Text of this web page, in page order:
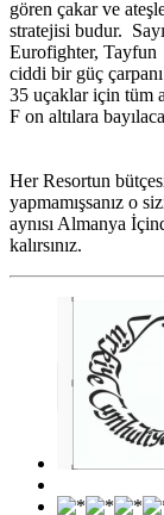
gören çakar ve
stratejisi budur.
Eurofighter, Tayfun
ciddi bir güç
35 uçaklar için tüm
F on altılara
Her Resortun
yapmamışsanız o
aynısı Almanya
kalırsınız.